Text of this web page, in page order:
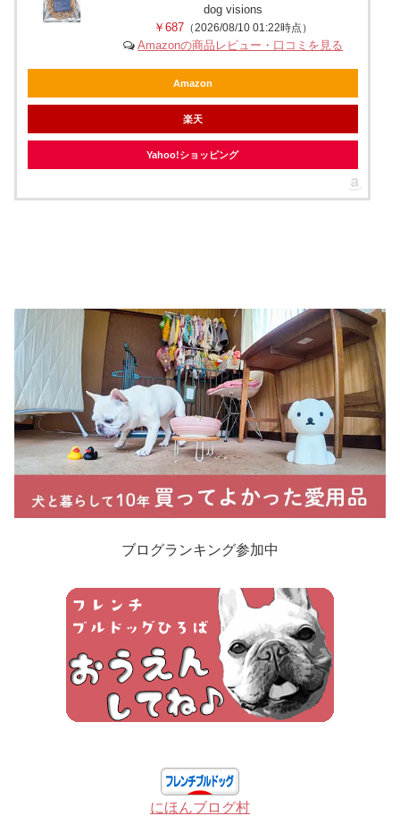
dog visions
￥687 （2026/08/10 01:22時点）
Amazonの商品レビュー・口コミを見る
Amazon
楽天
Yahoo!ショッピング
ブログランキング参加中
にほんブログ村